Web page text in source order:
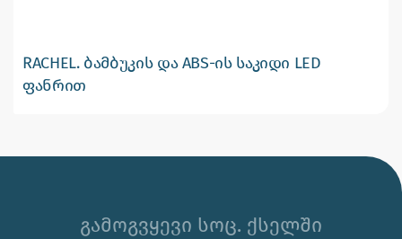
RACHEL. ბამბუკის და ABS-ის საკიდი LED
ფანრით
გამოგვყევი სოც. ქსელში